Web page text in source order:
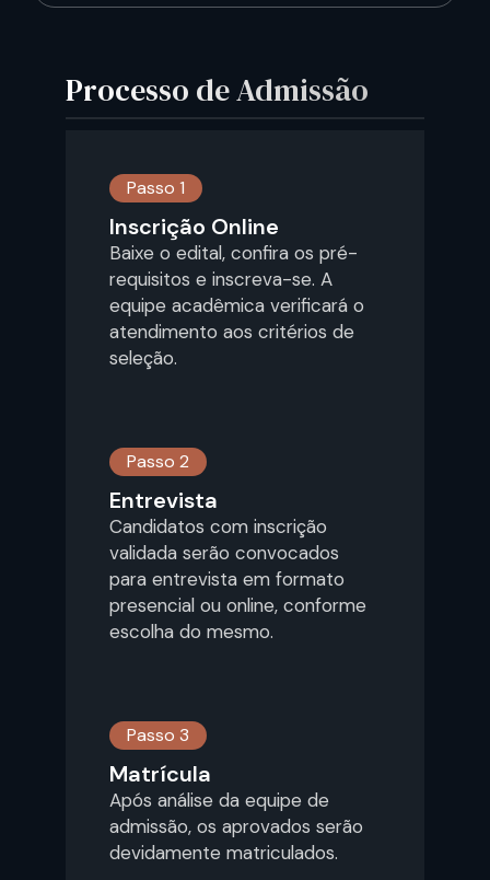
Processo de Admissão
Passo 1
Inscrição Online
Baixe o edital, confira os pré-
requisitos e inscreva-se. A
equipe acadêmica verificará o
atendimento aos critérios de
seleção.
Passo 2
Entrevista
Candidatos com inscrição
validada serão convocados
para entrevista em formato
presencial ou online, conforme
escolha do mesmo.
Passo 3
Matrícula
Após análise da equipe de
admissão, os aprovados serão
devidamente matriculados.